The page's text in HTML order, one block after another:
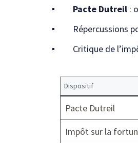
Pacte Dutreil :
Répercussions
Critique de
Dispositif
Pacte Dutreil
Impôt sur la